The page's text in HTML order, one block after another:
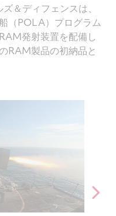
＆ディフェンスは、
（POLA）プログラム
発射装置を配備し
RAM製品の初納品と